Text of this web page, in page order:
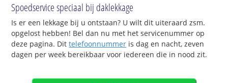
Spoedservice speciaal bij daklekkage
Is er een lekkage bij u ontstaan? U wilt dit uiteraard zsm.
opgelost hebben! Bel dan nu met het servicenummer op
deze pagina. Dittelefoonnummer is dag en nacht, zeven
dagen per week bereikbaar voor iedereen die in nood zit.